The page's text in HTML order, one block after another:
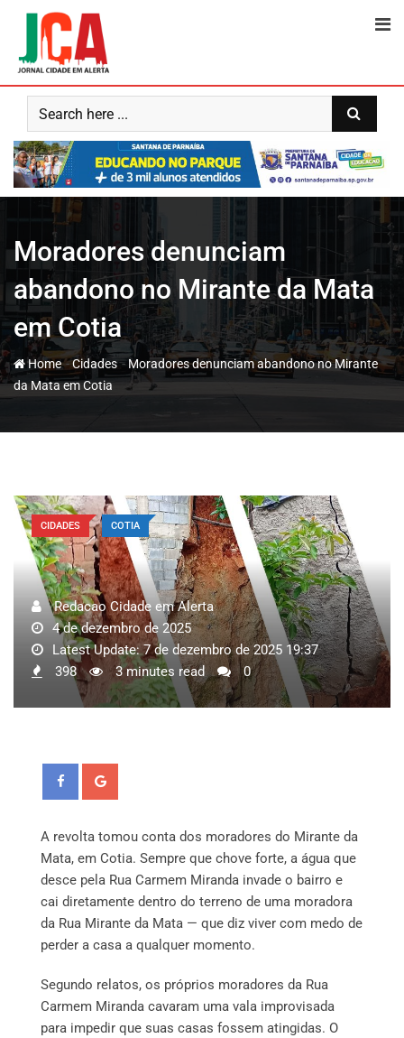
content
Moradores denunciam
abandono no Mirante da Mata
em Cotia
Home-Cidades-Moradores denunciam abandono no Mirante
da Mata em Cotia
CIDADES COTIA
Redacao Cidade em Alerta
4 de dezembro de 2025
Latest Update: 7 de dezembro de 2025 19:37
398
3 minutes read 0
A revolta tomou conta dos moradores do Mirante da
Mata, em Cotia. Sempre que chove forte, a água que
desce pela Rua Carmem Miranda invade o bairro e
cai diretamente dentro do terreno de uma moradora
da Rua Mirante da Mata — que diz viver com medo de
perder a casa a qualquer momento.
Segundo relatos, os próprios moradores da Rua
Carmem Miranda cavaram uma vala improvisada
para impedir que suas casas fossem atingidas. O